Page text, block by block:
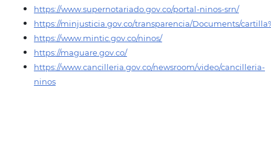
https://www.supernotariado.gov.co/portal-ninos-srn/
https://minjusticia.gov.co/transparencia/Documents/
https://www.mintic.gov.co/ninos/
https://maguare.gov.co/
https://www.cancilleria.gov.co/newsroom/video/cancilleria-
ninos